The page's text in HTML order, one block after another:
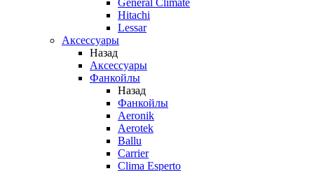
General Climate
Hitachi
Lessar
Аксессуары
Назад
Аксессуары
Фанкойлы
Назад
Фанкойлы
Aeronik
Aerotek
Ballu
Carrier
Clima Esperto